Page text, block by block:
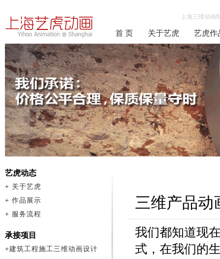
上海三维动
首 页 关于艺虎 艺虎作
三维产品动
我们都知道现
式，在我们的
艺虎动态
+ 关于艺虎
+ 作品展示
+ 服务流程
承接项目
+建筑工程施工三维动画设计